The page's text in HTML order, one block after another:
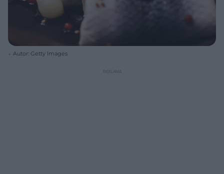
Autor: Getty Images